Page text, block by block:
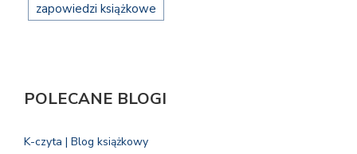
zapowiedzi książkowe
POLECANE BLOGI
K-czyta | Blog książkowy